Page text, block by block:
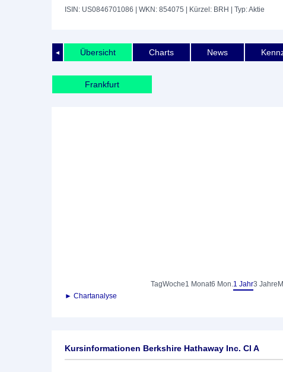
ISIN: US0846701086 | WKN: 854075 | Kürzel: BRH | Typ: Aktie
◄ Übersicht Charts News
Frankfurt
TagWoche1 Monat6 Mon.1 Jahr3 Jahre
► Chartanalyse
Kursinformationen Berkshire Hathaway Inc. Cl A